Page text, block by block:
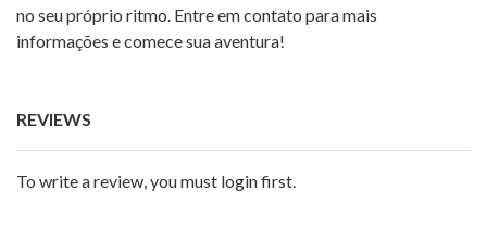
no seu próprio ritmo. Entre em contato para mais
informações e comece sua aventura!
REVIEWS
To write a review, you must login first.